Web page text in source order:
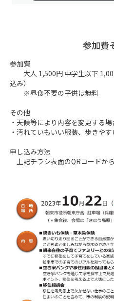
参加費
参加費
大人 1,500円 中学生以下
込み）
※昼食不要の子供は無料
その他
・天候等により内容を変更する場
・汚れていもいい服装、歩きやす
申し込み方法
上記チラシ表面のQRコードか